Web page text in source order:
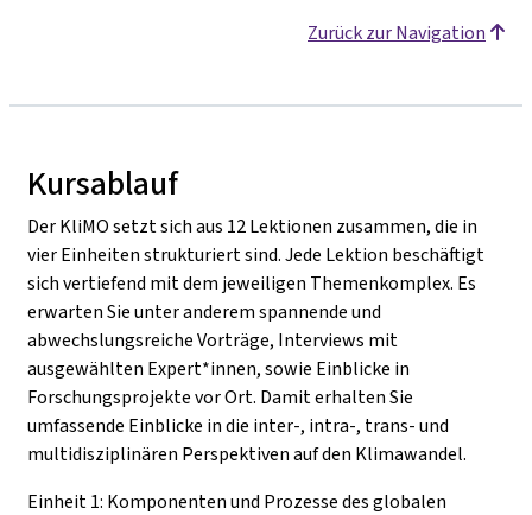
Zurück zur Navigation
Kursablauf
Der KliMO setzt sich aus 12 Lektionen zusammen, die in
vier Einheiten strukturiert sind. Jede Lektion beschäftigt
sich vertiefend mit dem jeweiligen Themenkomplex. Es
erwarten Sie unter anderem spannende und
abwechslungsreiche Vorträge, Interviews mit
ausgewählten Expert*innen, sowie Einblicke in
Forschungsprojekte vor Ort. Damit erhalten Sie
umfassende Einblicke in die inter-, intra-, trans- und
multidisziplinären Perspektiven auf den Klimawandel.
Einheit 1: Komponenten und Prozesse des globalen